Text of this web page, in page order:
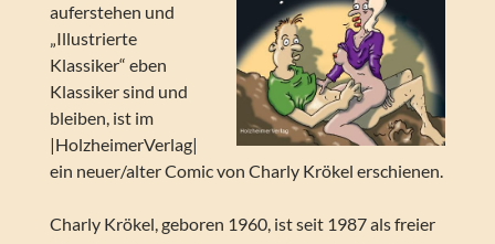
auferstehen und
„Illustrierte
Klassiker“ eben
Klassiker sind und
bleiben, ist im
|HolzheimerVerlag|
ein neuer/alter Comic von Charly Krökel erschienen.
Charly Krökel, geboren 1960, ist seit 1987 als freier